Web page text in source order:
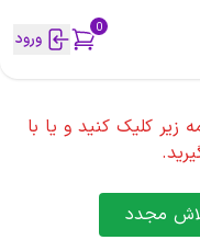
0 ورود
کلیک کنید و یا با
مجدد